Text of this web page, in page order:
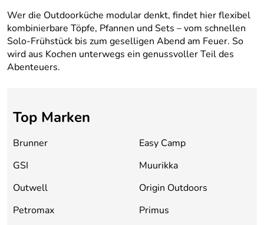
Wer die Outdoorküche modular denkt, findet hier flexibel
kombinierbare Töpfe, Pfannen und Sets – vom schnellen
Solo-Frühstück bis zum geselligen Abend am Feuer. So
wird aus Kochen unterwegs ein genussvoller Teil des
Abenteuers.
Top Marken
Brunner
Easy Camp
GSI
Muurikka
Outwell
Origin Outdoors
Petromax
Primus